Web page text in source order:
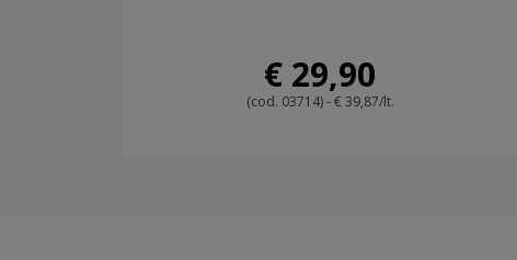
€ 29,90
(cod. 03714) - € 39,87/lt.